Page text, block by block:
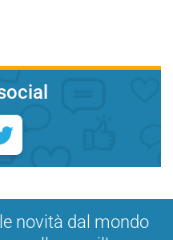
novità dal mondo